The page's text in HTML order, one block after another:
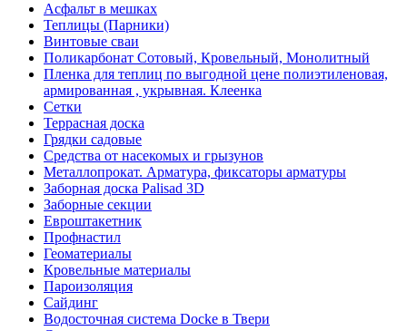
Асфальт в мешках
Теплицы (Парники)
Винтовые сваи
Поликарбонат Сотовый, Кровельный, Монолитный
Пленка для теплиц по выгодной цене полиэтиленовая,
армированная , укрывная. Клеенка
Сетки
Террасная доска
Грядки садовые
Средства от насекомых и грызунов
Металлопрокат. Арматура, фиксаторы арматуры
Заборная доска Palisad 3D
Заборные секции
Евроштакетник
Профнастил
Геоматериалы
Кровельные материалы
Пароизоляция
Сайдинг
Водосточная система Docke в Твери